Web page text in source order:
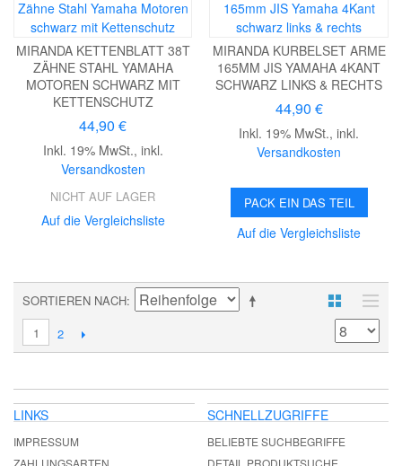
MIRANDA KETTENBLATT 38T
ZÄHNE STAHL YAMAHA
MOTOREN SCHWARZ MIT
KETTENSCHUTZ
44,90 €
Inkl. 19% MwSt., inkl.
Versandkosten
NICHT AUF LAGER
Auf die Vergleichsliste
MIRANDA KURBELSET ARME
165MM JIS YAMAHA 4KANT
SCHWARZ LINKS & RECHTS
44,90 €
Inkl. 19% MwSt.,inkl.
Versandkosten
PACK EIN DAS TEIL
Auf die Vergleichsliste
SORTIEREN NACH
1
2
LINKS
IMPRESSUM
SCHNELLZUGRIFFE
BELIEBTE SUCHBEGRIFFE